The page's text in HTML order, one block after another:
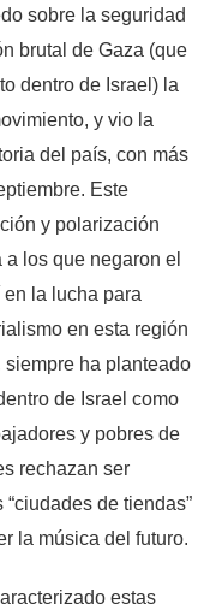
sobre la seguridad
brutal de Gaza (que
dentro de Israel) la
y vio la
del país, con más
Este
y polarización
los que negaron el
la lucha para
en esta región
ha planteado
de Israel como
y pobres de
rechazan ser
de tiendas”
la música del futuro.
estas